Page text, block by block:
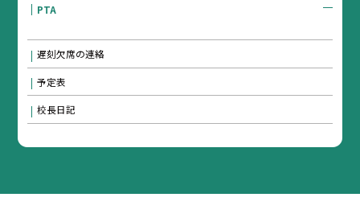
PTA
遅刻欠席の連絡
予定表
校長日記